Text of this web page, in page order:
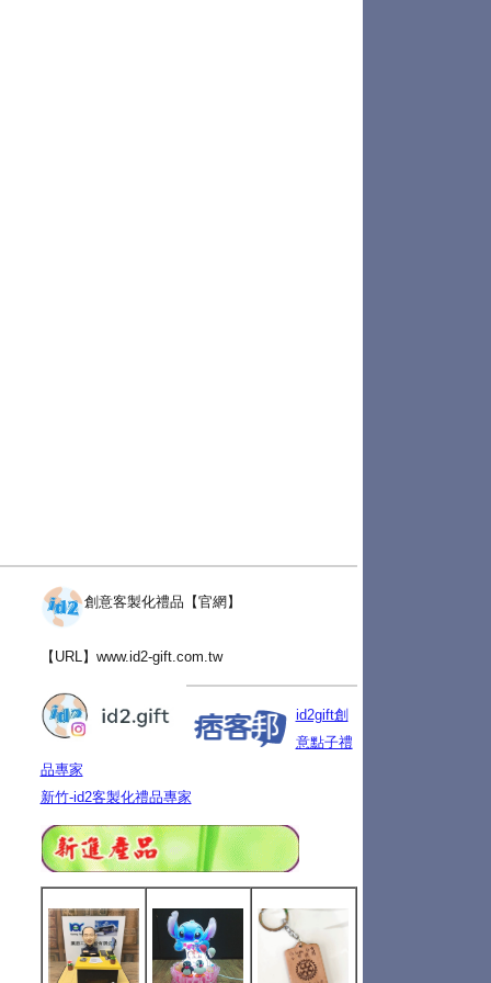
創意客製化禮品【官網】
【URL】 www.id2-gift.com.tw
id2gift創
意點子禮
品專家
新竹-id2客製化禮品專家